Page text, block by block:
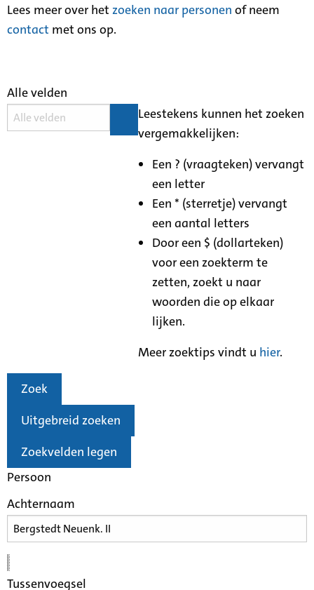
Lees meer over het zoeken naar personen of neem
contact met ons op.
Alle velden
Leestekens kunnen het zoeken
vergemakkelijken:
Een ? (vraagteken) vervangt
een letter
Een * (sterretje) vervangt
een aantal letters
Door een $ (dollarteken)
voor een zoekterm te
zetten, zoekt u naar
woorden die op elkaar
lijken.
Meer zoektips vindt u hier.
Zoek
Uitgebreid zoeken
Zoekvelden legen
Persoon
Achternaam
Tussenvoegsel